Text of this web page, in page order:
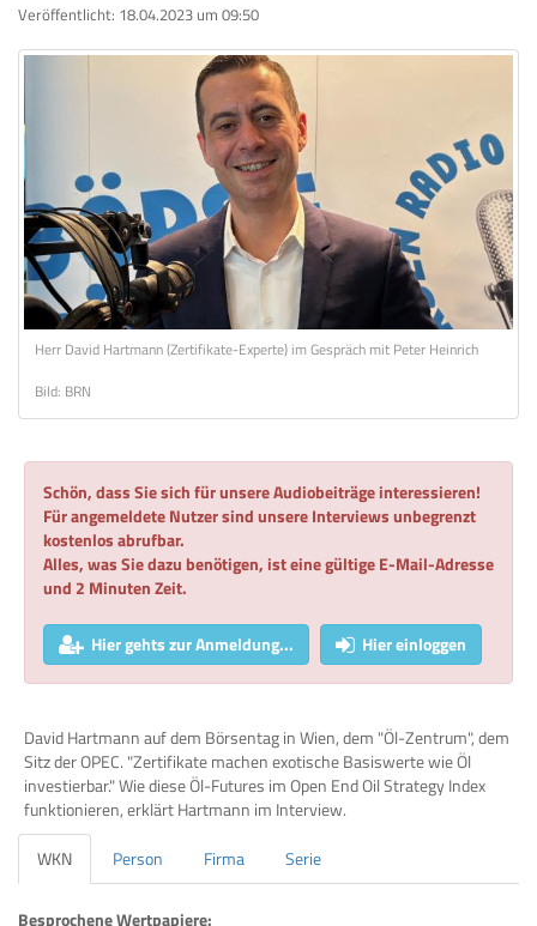
Veröffentlicht: 18.04.2023 um 09:50
Herr David Hartmann (Zertifikate-Experte) im Gespräch mit Peter Heinrich
Bild: BRN
Schön, dass Sie sich für unsere Audiobeiträge interessieren!
Für angemeldete Nutzer sind unsere Interviews unbegrenzt
kostenlos abrufbar.
Alles, was Sie dazu benötigen, ist eine gültige E-Mail-Adresse
und 2 Minuten Zeit.
Hier gehts zur Anmeldung... Hier einloggen
David Hartmann auf dem Börsentag in Wien, dem "Öl-Zentrum", dem
Sitz der OPEC. "Zertifikate machen exotische Basiswerte wie Öl
investierbar." Wie diese Öl-Futures im Open End Oil Strategy Index
funktionieren, erklärt Hartmann im Interview.
WKN
Person Firma Serie
Besprochene Wertpapiere: